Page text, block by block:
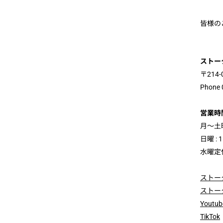
皆様の
ストー
〒
Phone
営業時
月～土
日曜 :
水曜定
スト
スト
TikTok